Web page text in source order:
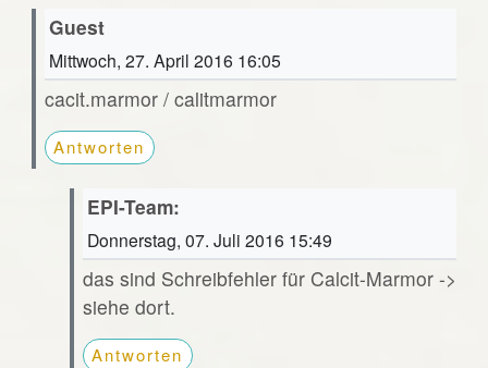
Guest
Mittwoch, 27. April 2016 16:05
cacit.marmor / calitmarmor
Antworten
EPI-Team:
Donnerstag, 07. Juli 2016 15:49
das sind Schreibfehler für Calcit-Marmor ->
siehe dort.
Antworten